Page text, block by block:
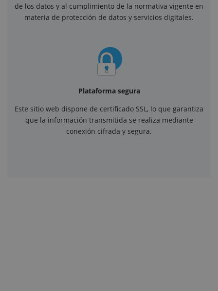
de los datos y al cumplimiento de la normativa vigente en
materia de protección de datos y servicios digitales.
Plataforma segura
Este sitio web dispone de certificado SSL, lo que garantiza
que la información transmitida se realiza mediante
conexión cifrada y segura.